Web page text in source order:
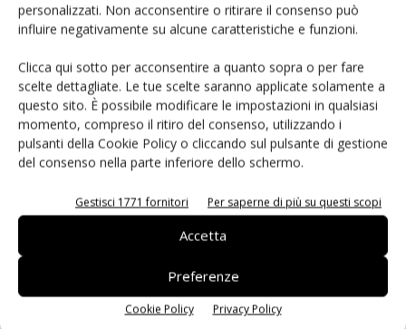
personalizzati. Non acconsentire o ritirare il consenso può
influire negativamente su alcune caratteristiche e funzioni.
Clicca qui sotto per acconsentire a quanto sopra o per fare
scelte dettagliate. Le tue scelte saranno applicate solamente a
questo sito. È possibile modificare le impostazioni in qualsiasi
momento, compreso il ritiro del consenso, utilizzando i
pulsanti della Cookie Policy o cliccando sul pulsante di gestione
del consenso nella parte inferiore dello schermo.
Gestisci 1771 fornitori Per saperne di più su questi scopi
Accetta
Preferenze
Cookie Policy Privacy Policy
microcontrollore in questo tipo di applicazione derivano
della possibilità di integrare funzioni periferiche extra a
fronte di un costo aggiuntivo molto limitato.
Molti microcontrollori dispongono - per esempio - di una
EEPROM integrata che può sostituire la memoria stand-
alone spesso utilizzata per immagazzinare numeri seriali,
dati di diagnosi e altre informazioni importanti nei grandi
sistemi. Il microcontrollori può anche essere codificato per
emulare un dispositivo EEPROM standard I2C o SPI, in
modo che il software d'interfacciamento alla EEPROM non
debba essere variato.
Un altro componente comune nei grandi sistemi è il clock
real-time. Anche questa funzione può essere integrata nel
microcontrollore per emulare i dispositivi di